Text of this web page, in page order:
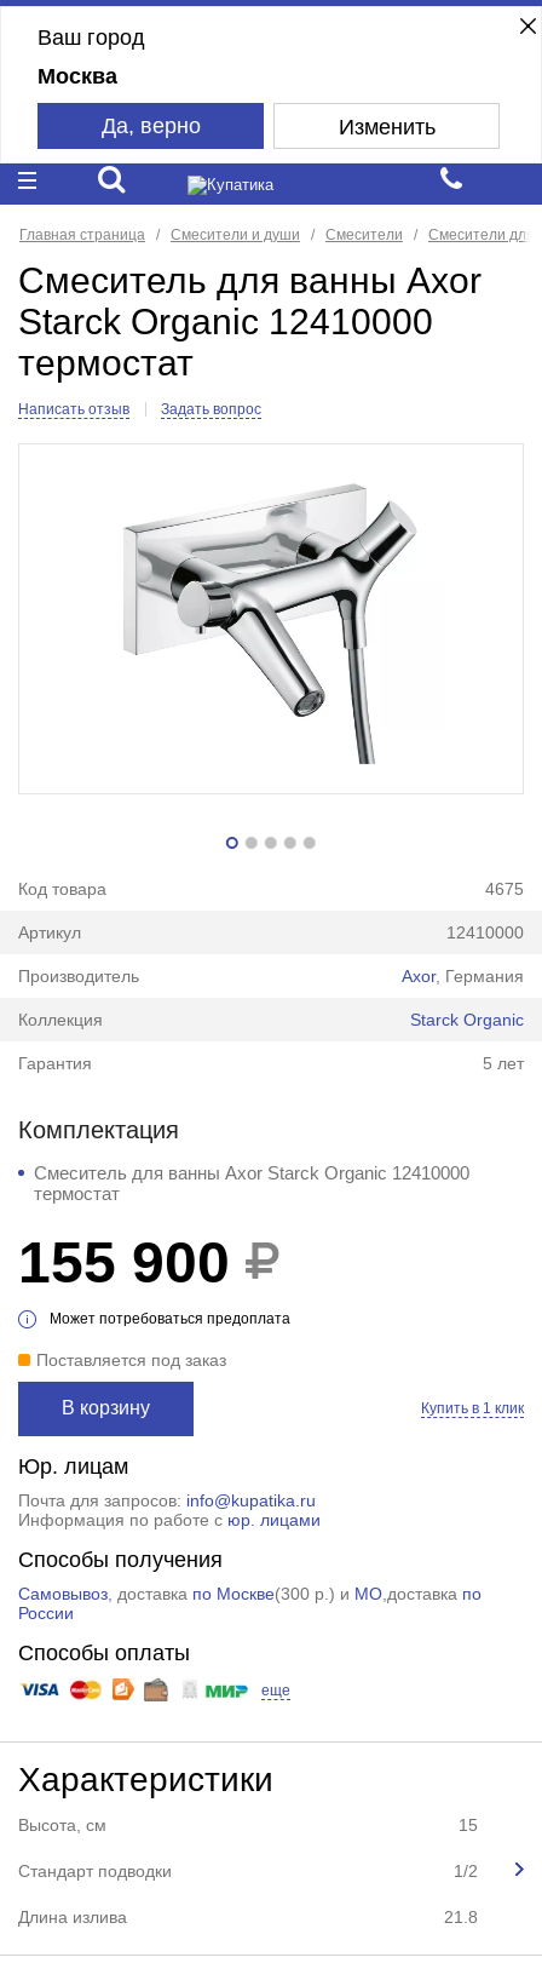
Ваш город
Москва
Да, верно Изменить
Главная страница Смесители и души Смесители Смесители для
Смеситель для ванны Axor
Starck Organic 12410000
термостат
Написать отзыв Задать вопрос
Код товара 4675
Артикул 12410000
Производитель Axor, Германия
Коллекция Starck Organic
Гарантия 5 лет
Комплектация
Смеситель для ванны Axor Starck Organic 12410000
термостат
155 900
Может потребоваться предоплата
Поставляется под заказ
В корзину Купить в 1 клик
Юр. лицам
Почта для запросов: info@kupatika.ru
Информация по работе с юр. лицами
Способы получения
Самовывоз, доставка по Москве(300 р. ) и МО,доставка по
России
Способы оплаты
еще
Характеристики
Высота, см 15
Стандарт подводки 1/2
Длина излива 21.8